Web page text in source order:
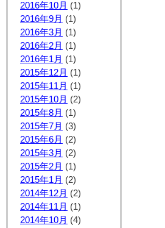
2016年10月 (1)
2016年9月 (1)
2016年3月 (1)
2016年2月 (1)
2016年1月 (1)
2015年12月 (1)
2015年11月 (1)
2015年10月 (2)
2015年8月 (1)
2015年7月 (3)
2015年6月 (2)
2015年3月 (2)
2015年2月 (1)
2015年1月 (2)
2014年12月 (2)
2014年11月 (1)
2014年10月 (4)